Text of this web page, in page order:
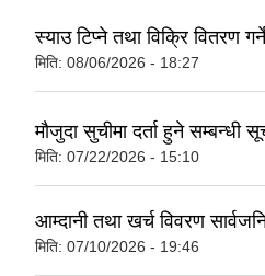
स्याउ टिप्ने तथा विक्रि वितरण
मिति: 08/06/2026 - 18:27
मौजुदा सुचीमा दर्ता हुने सम्बन्धी
मिति: 07/22/2026 - 15:10
आम्दानी तथा खर्च विवरण
मिति: 07/10/2026 - 19:46